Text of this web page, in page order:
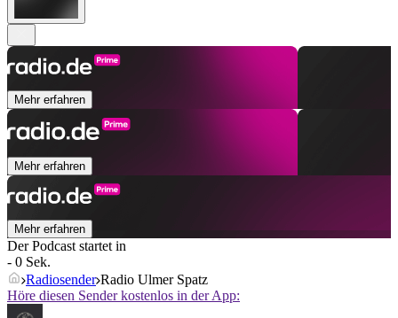
Mehr erfahren
Mehr erfahren
Mehr erfahren
Der Podcast startet in
- 0 Sek.
Radiosender Radio Ulmer Spatz
Höre diesen Sender kostenlos in der App: